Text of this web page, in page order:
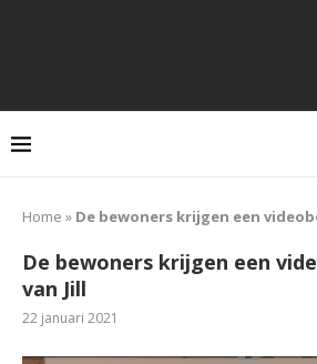
Home » De bewoners krijgen een
De bewoners krijgen een
van Jill
22 januari 2021